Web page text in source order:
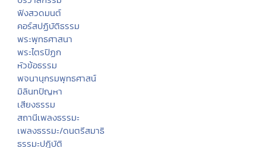
ฟังสวดมนต์
คอร์สปฏิบัติธรรม
พระพุทธศาสนา
พระไตรปิฏก
หัวข้อธรรม
พจนานุกรมพุทธศาสน์
มิลินทปัญหา
เสียงธรรม
สถานีเพลงธรรมะ
เพลงธรรมะ/ดนตรีสมาธิ
ธรรมะปฏิบัติ